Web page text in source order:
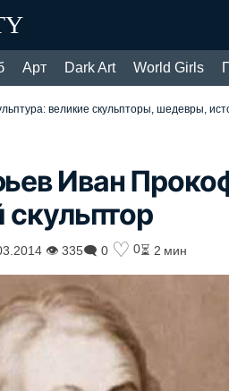
Арт Dark Art World Girls
великие скульпторы, шедевры,
Иван
скульптор
👁 335🗨 0 ♡ 0⏳ 2 мин